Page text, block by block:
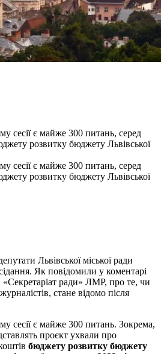
сесії є майже 300 питань, серед
розвитку бюджету Львівської
сесії є майже 300 питань, серед
розвитку бюджету Львівської
Львівської міської ради
Як повідомили у коментарі
«Секретаріат ради» ЛМР, про те, чи
стане відомо після
сесії є майже 300 питань. Зокрема,
проєкт ухвали про
бюджету розвитку бюджету